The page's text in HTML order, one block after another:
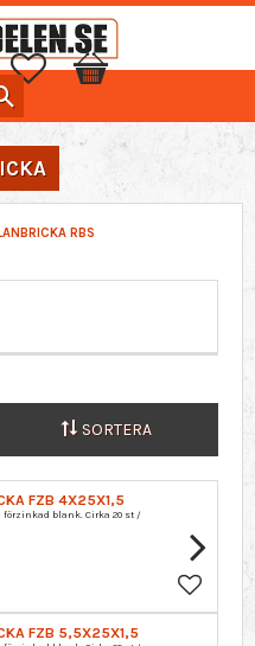
Favoriter
Kundvagn
RBS
SORTERA
FZB 4X25X1,5
förzinkad blank. Cirka 20 st /
Lägg till
FZB 5,5X25X1,5